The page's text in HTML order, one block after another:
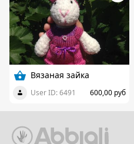
Вязаная зайка
User ID: 6491 600,00 руб